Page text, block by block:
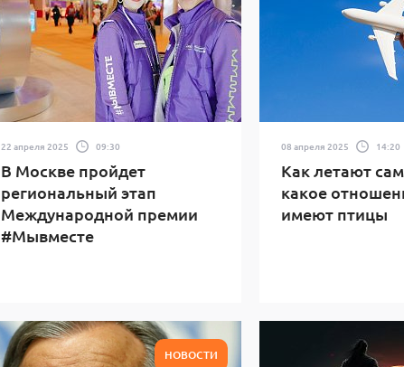
22 апреля 2025 09:30
В Москве пройдет
региональный этап
Международной премии
#Мывместе
08 апреля 2025 14:20
Как летают
какое
имеют птицы
НОВОСТИ